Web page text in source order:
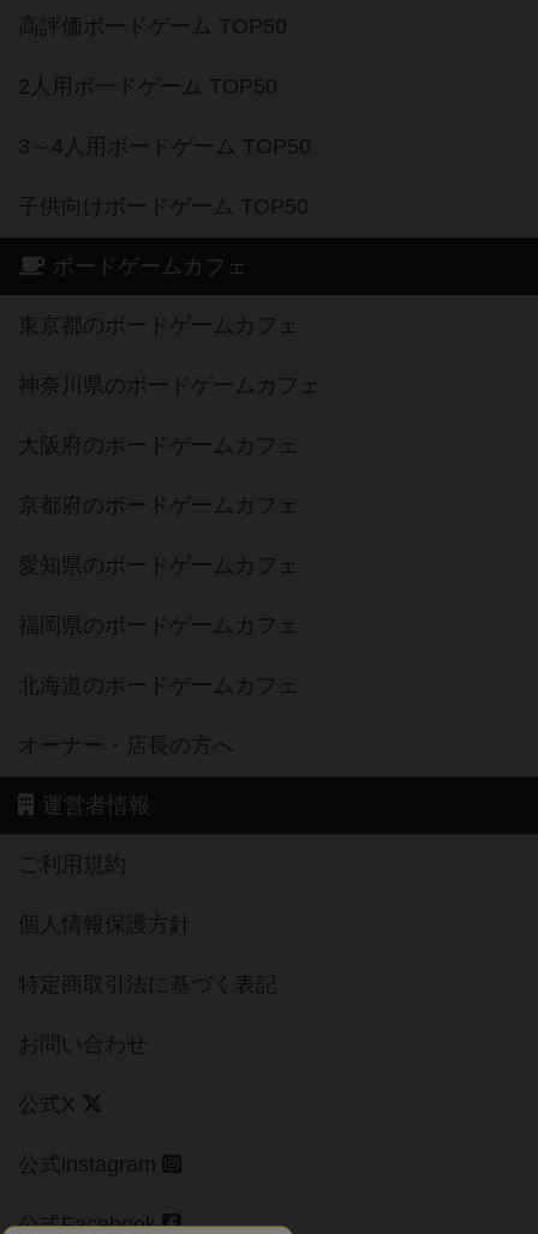
高評価ボードゲーム TOP50
2人用ボードゲーム TOP50
3～4人用ボードゲーム TOP50
子供向けボードゲーム TOP50
ボードゲームカフェ
東京都のボードゲームカフェ
神奈川県のボードゲームカフェ
大阪府のボードゲームカフェ
京都府のボードゲームカフェ
愛知県のボードゲームカフェ
福岡県のボードゲームカフェ
北海道のボードゲームカフェ
オーナー・店長の方へ
運営者情報
ご利用規約
個人情報保護方針
特定商取引法に基づく表記
お問い合わせ
公式X
公式instagram
公式Facebook